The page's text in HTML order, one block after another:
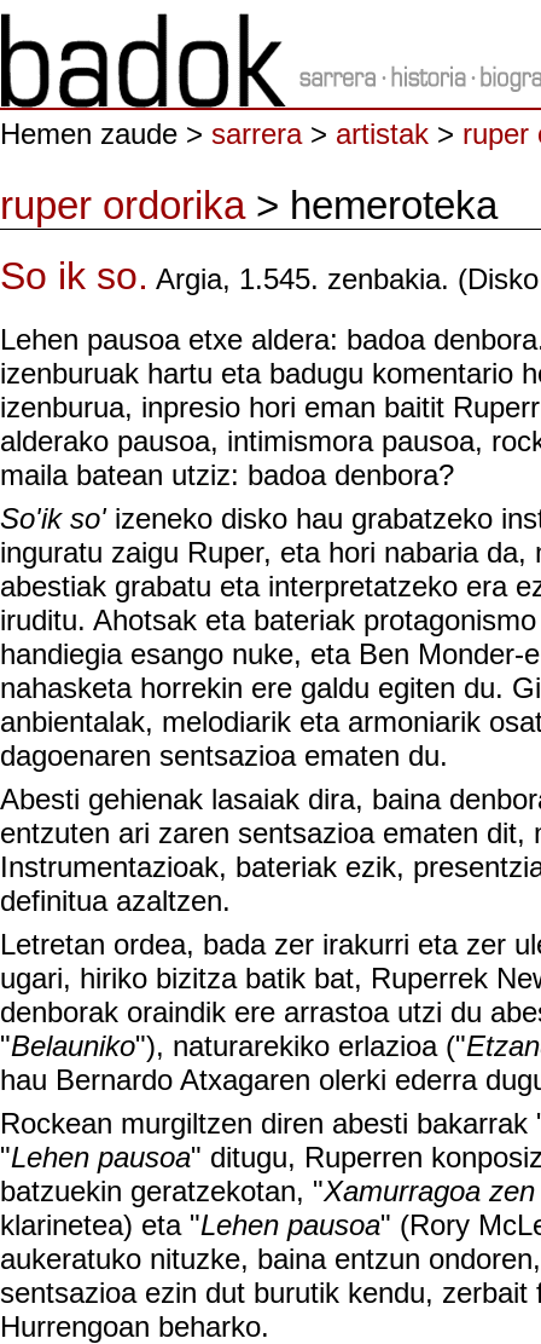
Hemen zaude > sarrera> artistak > ruper
ruper ordorika> hemeroteka
So ik so. Argia, 1.545. zenbakia.
Lehen pausoa etxe aldera: badoa
izenburuak hartu eta badugu komentario
izenburua, inpresio hori eman baitit
alderako pausoa, intimismora pausoa,
maila batean utziz: badoa denbora?
So'ik so'izeneko disko hau grabatzeko
inguratu zaigu Ruper, eta hori nabaria da,
abestiak grabatu eta interpretatzeko era
iruditu. Ahotsak eta bateriak
handiegia esango nuke, eta Ben Monder-
nahasketa horrekin ere galdu egiten du.
anbientalak, melodiarik eta armoniarik
dagoenaren sentsazioa ematen du.
Abesti gehienak lasaiak dira, baina
entzuten ari zaren sentsazioa ematen dit,
Instrumentazioak, bateriak ezik,
definitua azaltzen.
Letretan ordea, bada zer irakurri eta zer
ugari, hiriko bizitza batik bat, Ruperrek
denborak oraindik ere arrastoa utzi du
"Belauniko"), naturarekiko erlazioa ("
hau Bernardo Atxagaren olerki ederra
Rockean murgiltzen diren abesti bakarrak
"Lehen pausoa" ditugu, Ruperren
batzuekin geratzekotan, "Xamurragoa
klarinetea) eta "Lehen pausoa" (Rory
aukeratuko nituzke, baina entzun
sentsazioa ezin dut burutik kendu,
Hurrengoan beharko.